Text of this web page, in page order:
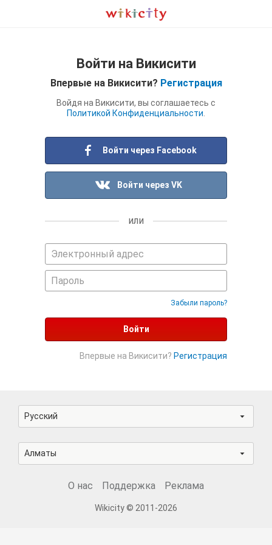
Войти на Викисити
Впервые на Викисити? Регистрация
Войдя на Викисити, вы соглашаетесь с
Политикой Конфиденциальности
Войти через Facebook
Войти через VK
или
Забыли пароль?
Войти
Впервые на Викисити? Регистрация
Русский
Алматы
О нас Поддержка Реклама
Wikicity © 2011-2026